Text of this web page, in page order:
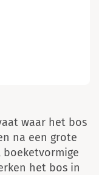
waar het bos
na een grote
boeketvormige
het bos in